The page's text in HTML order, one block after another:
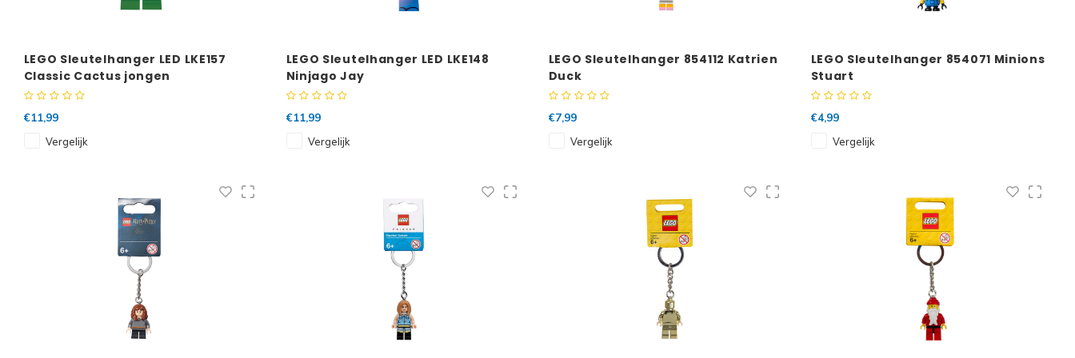
LEGO Sleutelhanger LED LKE157
Classic Cactus jongen
€11,99
Vergelijk
LEGO Sleutelhanger LED LKE148
Ninjago Jay
€11,99
Vergelijk
LEGO Sleutelhanger 854112 Katrien
Duck
€7,99
Vergelijk
LEGO Sleutelhanger 854071 Minions
Stuart
€4,99
Vergelijk